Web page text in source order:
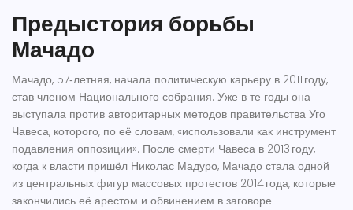
Предыстория борьбы
Мачадо
Мачадо, 57‑летняя, начала политическую карьеру в 2011 году,
став членом Национального собрания. Уже в те годы она
выступала против авторитарных методов правительства Уго
Чавеса, которого, по её словам, «использовали как инструмент
подавления оппозиции». После смерти Чавеса в 2013 году,
когда к власти пришёл Николас Мадуро, Мачадо стала одной
из центральных фигур массовых протестов 2014 года, которые
закончились её арестом и обвинением в заговоре.